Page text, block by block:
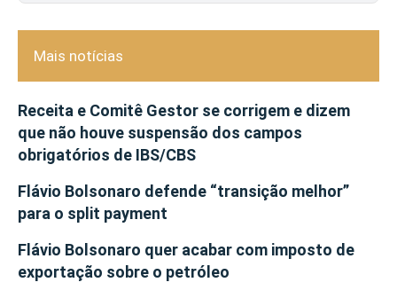
Mais notícias
Receita e Comitê Gestor se corrigem e dizem
que não houve suspensão dos campos
obrigatórios de IBS/CBS
Flávio Bolsonaro defende “transição melhor”
para o split payment
Flávio Bolsonaro quer acabar com imposto de
exportação sobre o petróleo